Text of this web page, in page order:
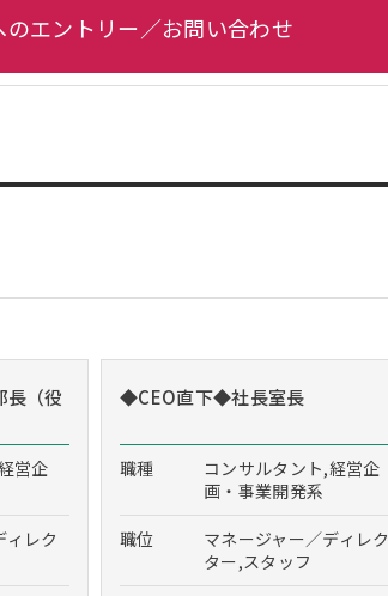
のエントリー／お問い合わせ
（役
営企
ィレク
◆CEO直下◆社長室長
職種
コンサルタント,経営企
画・事業開発系
職位
マネージャー／ディレク
ター,スタッフ